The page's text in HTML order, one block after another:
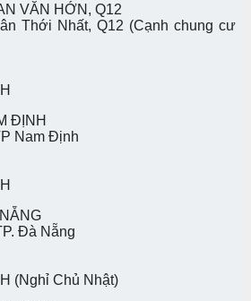
VĂN HỚN, Q12
Thới Nhất, Q12 (Cạnh chung cư
ĐỊNH
Nam Định
Đà Nẵng
(Nghỉ Chủ Nhật)